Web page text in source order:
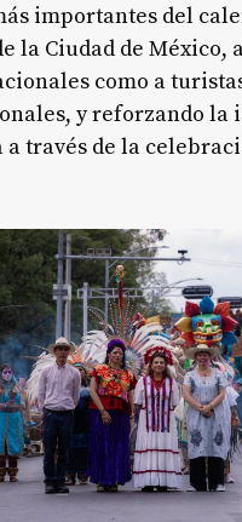
importantes del
la Ciudad de México,
como a
y reforzando la
a través de la